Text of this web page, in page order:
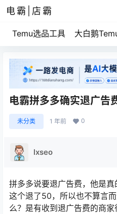
电霸|店霸
Temu选品工具 大白鹅
电霸拼多多确实退广告
未分类 1 年前 0
lxseo
拼多多说要退广告费，他是真
这个退了50，所以也不算言
么？是有收到退广告费的商